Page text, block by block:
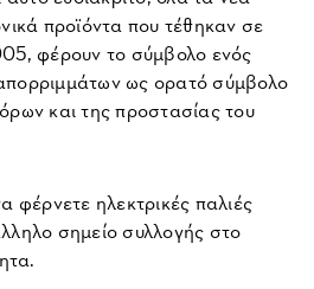
προϊόντα που τέθηκαν σε
φέρουν το σύμβολο ενός
ως ορατό σύμβολο
και της προστασίας του
φέρνετε ηλεκτρικές παλιές
σημείο συλλογής στο